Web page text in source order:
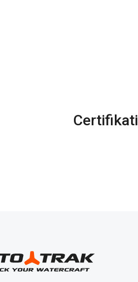
Certifikati